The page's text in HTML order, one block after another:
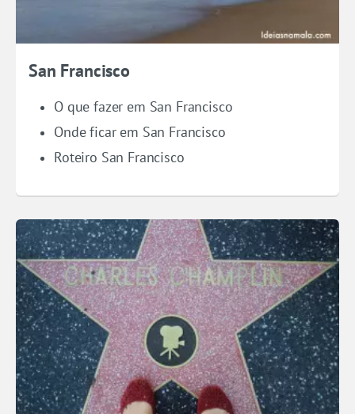
San Francisco
O que fazer em San Francisco
Onde ficar em San Francisco
Roteiro San Francisco